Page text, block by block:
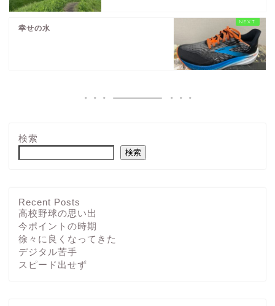
幸せの水
検索
検索
Recent Posts
高校野球の思い出
今ポイントの時期
徐々に良くなってきた
デジタル苦手
スピード出せず